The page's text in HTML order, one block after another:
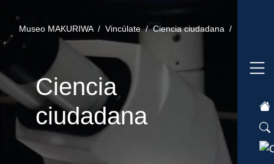
Museo MAKURIWA /Vincúlate /Ciencia ciudadana /
Ciencia
ciudadana